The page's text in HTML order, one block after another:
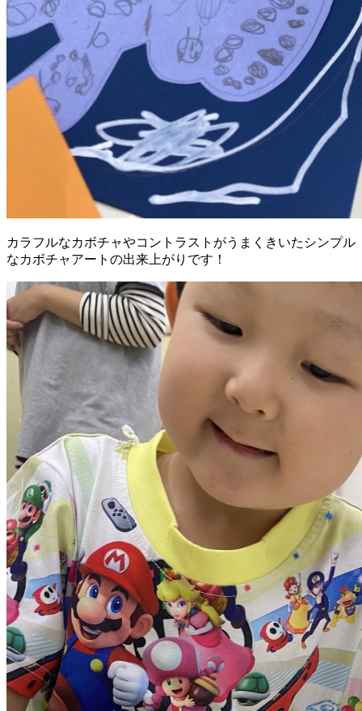
カラフルなカボチャやコントラストがうまくきいたシンプル
なカボチャアートの出来上がりです！